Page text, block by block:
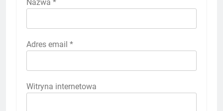
Nazwa *
Adres email *
Witryna internetowa